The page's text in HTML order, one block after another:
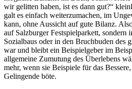
wir gelitten haben, ist es dann gut?“
galt es einfach weiterzumachen, im
kann, ohne Aussicht auf gute Bilanz.
auf Salzburger Festspielparkett, sondern
Sozialbaus oder in den Bruchbuden des
war und bleibt ein Beispielgeber im
allgemeine Zumutung des Überlebens
mehr, wenn sie Beispiele für das
Gelingende böte.